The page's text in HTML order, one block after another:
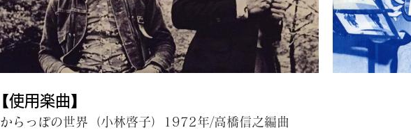
【使用楽曲】
からっぽの世界（小林啓子）1972年/高橋信之編曲